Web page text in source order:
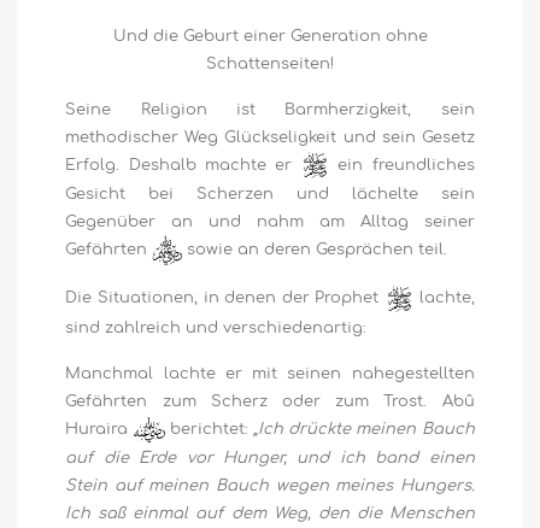
Und die Geburt einer Generation ohne
Schattenseiten!
Seine Religion ist Barmherzigkeit, sein
methodischer Weg Glückseligkeit und sein Gesetz
Erfolg. Deshalb machte er
ein freundliches
Gesicht bei Scherzen und lächelte sein
Gegenüber an und nahm am Alltag seiner
Gefährten
sowie an deren Gesprächen teil.
Die Situationen, in denen der Prophet
lachte,
sind zahlreich und verschiedenartig:
Manchmal lachte er mit seinen nahegestellten
Gefährten zum Scherz oder zum Trost. Abû
Huraira
berichtet:
„Ich drückte meinen Bauch
auf die Erde vor Hunger, und ich band einen
Stein auf meinen Bauch wegen meines Hungers.
Ich saß einmal auf dem Weg, den die Menschen